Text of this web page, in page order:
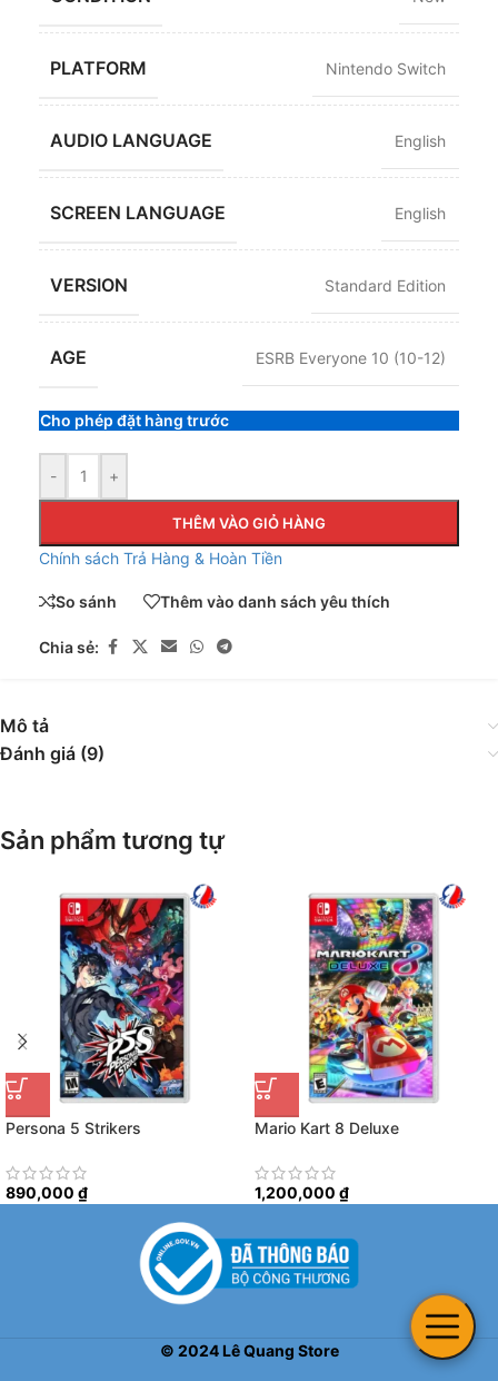
PLATFORM Nintendo Switch
AUDIO LANGUAGE English
SCREEN LANGUAGE English
VERSION Standard Edition
AGE ESRB Everyone 10 (10-12)
Cho phép đặt hàng trước
- +
THÊM VÀO GIỎ HÀNG
Chính sách Trả Hàng & Hoàn Tiền
So sánh Thêm vào danh sách yêu thích
Chia sẻ:
Mô tả
Đánh giá (9)
Sản phẩm tương tự
Persona 5 Strikers
890,000 ₫
Mario Kart 8 Deluxe
1,200,000 ₫
© 2024Lê Quang Store